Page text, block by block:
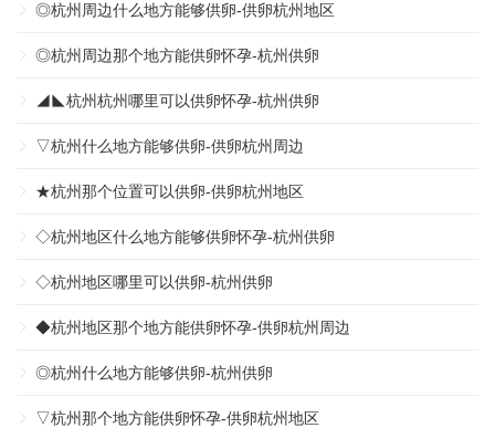
◎杭州周边什么地方能够供卵-供卵杭州地区
◎杭州周边那个地方能供卵怀孕-杭州供卵
◢◣杭州杭州哪里可以供卵怀孕-杭州供卵
▽杭州什么地方能够供卵-供卵杭州周边
★杭州那个位置可以供卵-供卵杭州地区
◇杭州地区什么地方能够供卵怀孕-杭州供卵
◇杭州地区哪里可以供卵-杭州供卵
◆杭州地区那个地方能供卵怀孕-供卵杭州周边
◎杭州什么地方能够供卵-杭州供卵
▽杭州那个地方能供卵怀孕-供卵杭州地区